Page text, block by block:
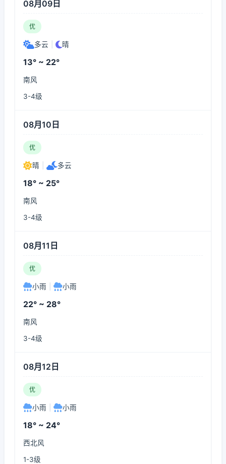
08月09日
优
多云 晴
13° ~ 22°
南风
3-4级
08月10日
优
晴 多云
18° ~ 25°
南风
3-4级
08月11日
优
小雨 小雨
22° ~ 28°
南风
3-4级
08月12日
优
小雨 小雨
18° ~ 24°
西北风
1-3级